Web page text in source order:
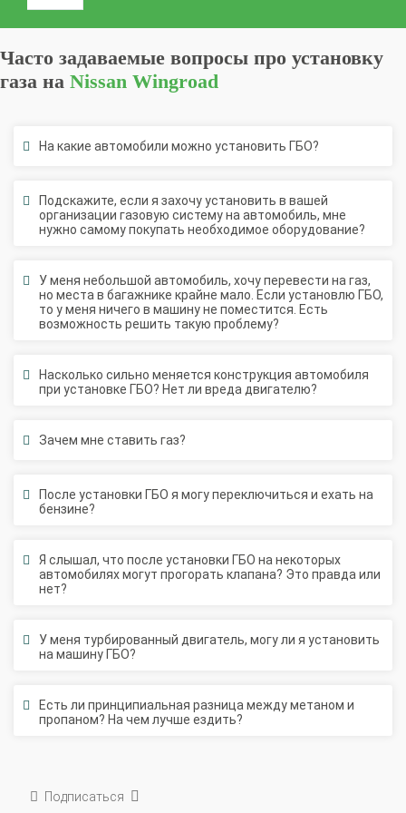
газа наNissan Wingroad
организации газовую систему на автомобиль, мне
нужно самому покупать необходимое оборудование?
но места в багажнике крайне мало. Если установлю ГБО,
то у меня ничего в машину не поместится. Есть
возможность решить такую проблему?
при установке ГБО? Нет ли вреда двигателю?
бензине?
автомобилях могут прогорать клапана? Это правда или
нет?
на машину ГБО?
пропаном? На чем лучше ездить?